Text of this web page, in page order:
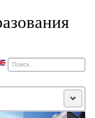
Поиск